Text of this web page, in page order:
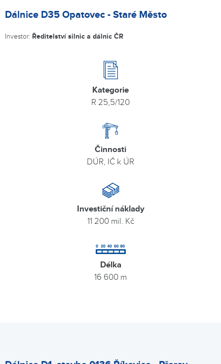
Dálnice D35 Opatovec - Staré Město
Investor: Ředitelství silnic a dálnic ČR
Kategorie
R 25,5/120
Činnosti
DÚR, IČ k ÚR
Investiční náklady
11 200 mil. Kč
Délka
16 600 m